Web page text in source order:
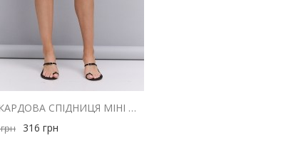
ЖАКАРДОВА СПІДНИЦЯ МІНІ МОЛОЧНОГО КОЛЬОРУ
грн 316 грн